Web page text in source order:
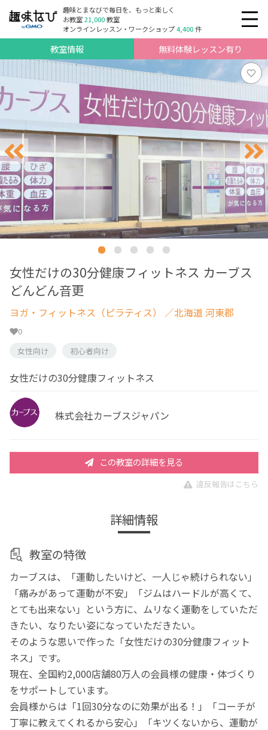
趣味とまなびで毎日を、もっと楽しく
お教室21,000教室
オンラインレッスン・ワークショップ4,400件
教室情報 無料体験レッスン有り
女性だけの30分健康フィットネス カーブス
どんどん音更
ヨガ・フィットネス（ピラティス） ／北海道 河東郡
0
女性向け
初心者向け
女性だけの30分健康フィットネス
株式会社カーブスジャパン
この教室の詳細を見る
違反報告はこちら
詳細情報
教室の特徴
カーブスは、「運動したいけど、一人じゃ続けられない」
「痛みがあって運動が不安」「ジムはハードルが高くて、
とても出来ない」という方に、ムリなく運動をしていただ
きたい、なりたい姿になっていただきたい。
そのような思いで作った「女性だけの30分健康フィット
ネス」です。
現在、全国約2,000店舗80万人の会員様の健康・体づくり
をサポートしています。
会員様からは「1回30分なのに効果が出る！」「コーチが
丁寧に教えてくれるから安心」「キツくないから、運動が